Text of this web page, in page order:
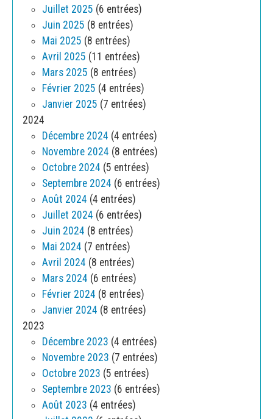
Juillet 2025 (6 entrées)
Juin 2025 (8 entrées)
Mai 2025 (8 entrées)
Avril 2025 (11 entrées)
Mars 2025 (8 entrées)
Février 2025 (4 entrées)
Janvier 2025 (7 entrées)
2024
Décembre 2024 (4 entrées)
Novembre 2024 (8 entrées)
Octobre 2024 (5 entrées)
Septembre 2024 (6 entrées)
Août 2024 (4 entrées)
Juillet 2024 (6 entrées)
Juin 2024 (8 entrées)
Mai 2024 (7 entrées)
Avril 2024 (8 entrées)
Mars 2024 (6 entrées)
Février 2024 (8 entrées)
Janvier 2024 (8 entrées)
2023
Décembre 2023 (4 entrées)
Novembre 2023 (7 entrées)
Octobre 2023 (5 entrées)
Septembre 2023 (6 entrées)
Août 2023 (4 entrées)